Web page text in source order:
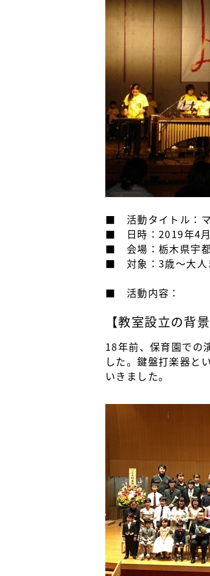
■ 活動タイトル：
■ 日時：2019年4
■ 会場：栃木県宇
■ 対象：3歳～大人
■ 活動内容：
【教室設立の背景
18年前、保育園での
した。鍵盤打楽器と
いきました。